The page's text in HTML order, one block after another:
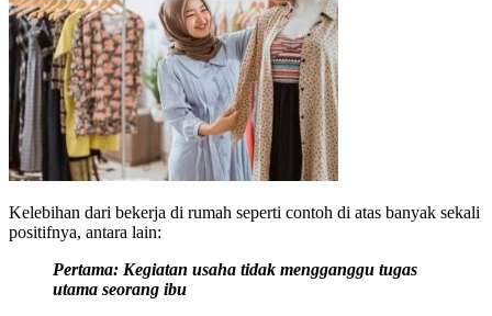
Kelebihan dari bekerja di rumah seperti contoh di atas banyak sekali
positifnya, antara lain:
Pertama: Kegiatan usaha tidak mengganggu tugas
utama seorang ibu